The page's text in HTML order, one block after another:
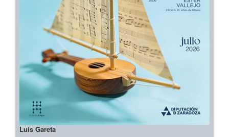
Luis Gareta